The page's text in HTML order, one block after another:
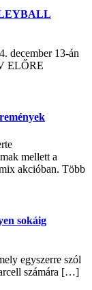
december 13-án
ELŐRE
mellett a
akcióban. Több
sokáig
egyszerre szól
számára […]